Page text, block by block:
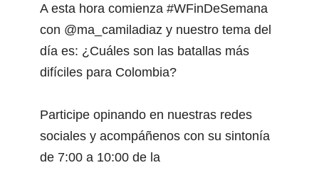
A esta hora comienza #WFinDeSemana
con @ma_camiladiaz y nuestro tema del
día es: ¿Cuáles son las batallas más
difíciles para Colombia?
Participe opinando en nuestras redes
sociales y acompáñenos con su sintonía
de 7:00 a 10:00 de la